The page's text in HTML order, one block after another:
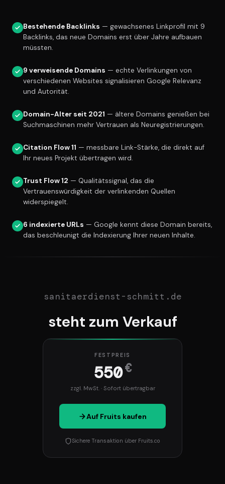
Bestehende Backlinks — gewachsenes Linkprofil mit 9
Backlinks, das neue Domains erst über Jahre aufbauen
müssten.
9 verweisende Domains — echte Verlinkungen von
verschiedenen Websites signalisieren Google Relevanz
und Autorität.
Domain-Alter seit 2021 — ältere Domains genießen bei
Suchmaschinen mehr Vertrauen als Neuregistrierungen.
Citation Flow 11 — messbare Link-Stärke, die direkt auf
Ihr neues Projekt übertragen wird.
Trust Flow 12 — Qualitätssignal, das die
Vertrauenswürdigkeit der verlinkenden Quellen
widerspiegelt.
6 indexierte URLs — Google kennt diese Domain bereits,
das beschleunigt die Indexierung Ihrer neuen Inhalte.
sanitaerdienst-schmitt.de
steht zum Verkauf
FESTPREIS
550€
zzgl. MwSt. · Sofort übertragbar
Auf Fruits kaufen
Sichere Transaktion über Fruits.co